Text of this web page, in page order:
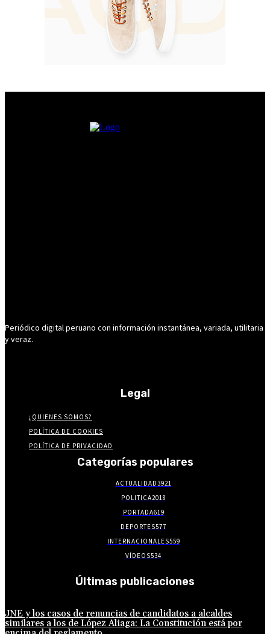
Periódico digital peruano con información instantánea, variada, utilitaria
y veraz.
Legal
¿QUIENES SOMOS?
POLÍTICA DE COOKIES
POLÍTICA DE PRIVACIDAD
Categorías populares
ACTUALIDAD3921
POLITICA2018
PORTADA619
DEPORTES577
INTERNACIONALES559
VÍDEOS534
Últimas publicaciones
JNE y los casos de renuncias de candidatos a alcaldes
similares a los de López Aliaga: La Constitución está por